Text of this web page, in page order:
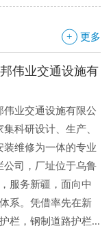
+ 更多
伟业交通设施有
伟业交通设施有限公
科研设计、生产、
装维修为一体的专业
公司，厂址位于乌鲁
服务新疆，面向中
系。凭借率先在新
栏，钢制道路护栏...